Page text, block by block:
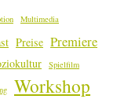
Multimedia
Preise Premiere
Spielfilm
Workshop